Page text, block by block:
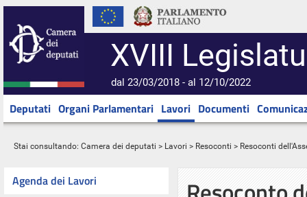
XVIII
dal 23/03/2018 - al 12/10/2022
Deputati Organi Parlamentari Lavori Documenti
Stai consultando: Camera dei deputati > Lavori > Resoconti > Resoconti
Agenda dei Lavori